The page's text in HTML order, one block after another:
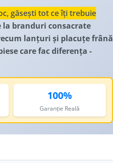
găsești tot ce îți trebuie
branduri consacrate
lanțuri și placuțe frână
care fac diferența -
100%
Garanție Reală